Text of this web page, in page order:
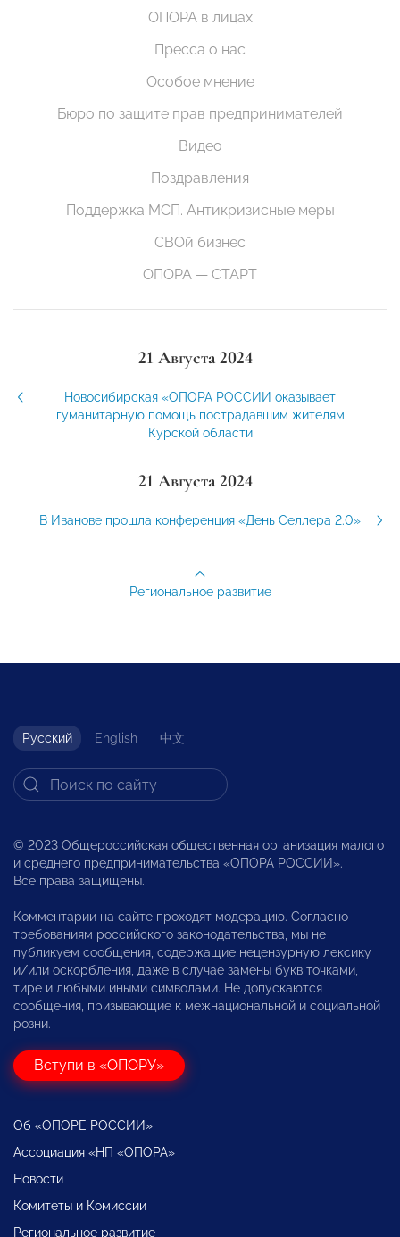
ОПОРА в лицах
Пресса о нас
Особое мнение
Бюро по защите прав предпринимателей
Видео
Поздравления
Поддержка МСП. Антикризисные меры
СВОй бизнес
ОПОРА — СТАРТ
21 Августа 2024
Новосибирская «ОПОРА РОССИИ оказывает
гуманитарную помощь пострадавшим жителям
Курской области
21 Августа 2024
В Иванове прошла конференция «День Селлера 2.0»
Региональное развитие
Русский English 中文
© 2023 Общероссийская общественная организация малого
и среднего предпринимательства «ОПОРА РОССИИ».
Все права защищены.
Комментарии на сайте проходят модерацию. Согласно
требованиям российского законодательства, мы не
публикуем сообщения, содержащие нецензурную лексику
и/или оскорбления, даже в случае замены букв точками,
тире и любыми иными символами. Не допускаются
сообщения, призывающие к межнациональной и социальной
розни.
Вступи в «ОПОРУ»
Об «ОПОРЕ РОССИИ»
Ассоциация «НП «ОПОРА»
Новости
Комитеты и Комиссии
Региональное развитие